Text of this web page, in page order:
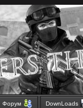
Форум DownLoads